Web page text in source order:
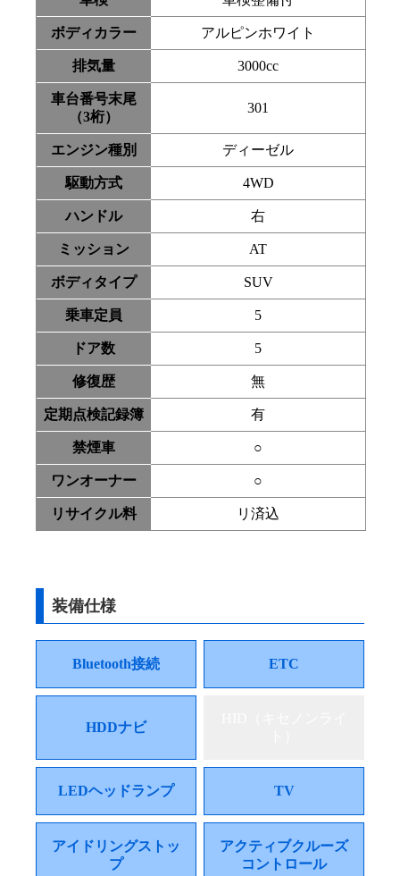
ボディカラー アルピンホワイト
排気量 3000cc
車台番号末尾
（3桁）
301
エンジン種別 ディーゼル
駆動方式 4WD
ハンドル 右
ミッション AT
ボディタイプ SUV
乗車定員 5
ドア数 5
修復歴 無
定期点検記録簿 有
禁煙車 ○
ワンオーナー ○
リサイクル料 リ済込
装備仕様
Bluetooth接続 ETC
HDDナビ
LEDヘッドランプ TV
アイドリングストッ
プ
アクティブクルーズ
コントロール